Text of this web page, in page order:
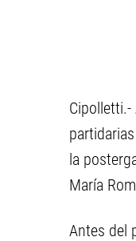
la
María
Antes del